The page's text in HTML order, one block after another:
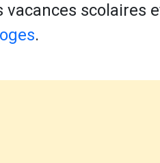
vacances scolaires
.